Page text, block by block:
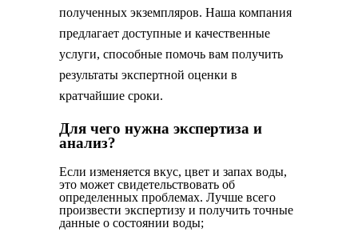
полученных экземпляров. Наша компания
предлагает доступные и качественные
услуги, способные помочь вам получить
результаты экспертной оценки в
кратчайшие сроки.
Для чего нужна экспертиза и
анализ?
Если изменяется вкус, цвет и запах воды,
это может свидетельствовать об
определенных проблемах. Лучше всего
произвести экспертизу и получить точные
данные о состоянии воды;